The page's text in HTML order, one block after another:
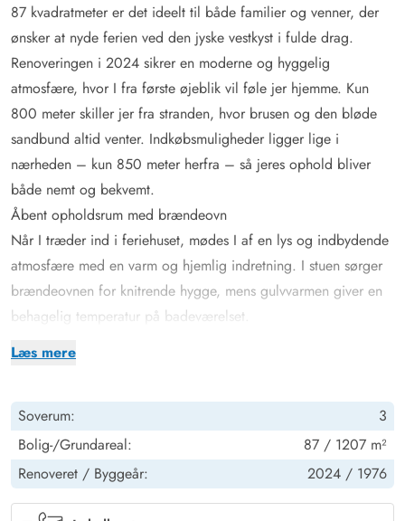
Læs mere
87 kvadratmeter er det ideelt til både familier og venner, der
ønsker at nyde ferien ved den jyske vestkyst i fulde drag.
Renoveringen i 2024 sikrer en moderne og hyggelig
atmosfære, hvor I fra første øjeblik vil føle jer hjemme. Kun
800 meter skiller jer fra stranden, hvor brusen og den bløde
sandbund altid venter. Indkøbsmuligheder ligger lige i
nærheden – kun 850 meter herfra – så jeres ophold bliver
både nemt og bekvemt.
Åbent opholdsrum med brændeovn
Når I træder ind i feriehuset, mødes I af en lys og indbydende
atmosfære med en varm og hjemlig indretning. I stuen sørger
brændeovnen for knitrende hygge, mens gulvvarmen giver en
behagelig temperatur på badeværelset.
Det åbne køkken er fuldt udstyret, så I kan tilberede lækre
kan bruge aftenen på afslapning fremfor praktiske gøremål.
3 hyggelige soveværelser, ét med dobbeltseng og 4
enkeltsenge, giver jer både fleksibilitet og komfort, så alle
finder deres eget lille fristed. Efter en dag på stranden kan I
Soverum:
3
Bolig-/Grundareal:
87 / 1207 m²
Renoveret / Byggeår: 2024 / 1976